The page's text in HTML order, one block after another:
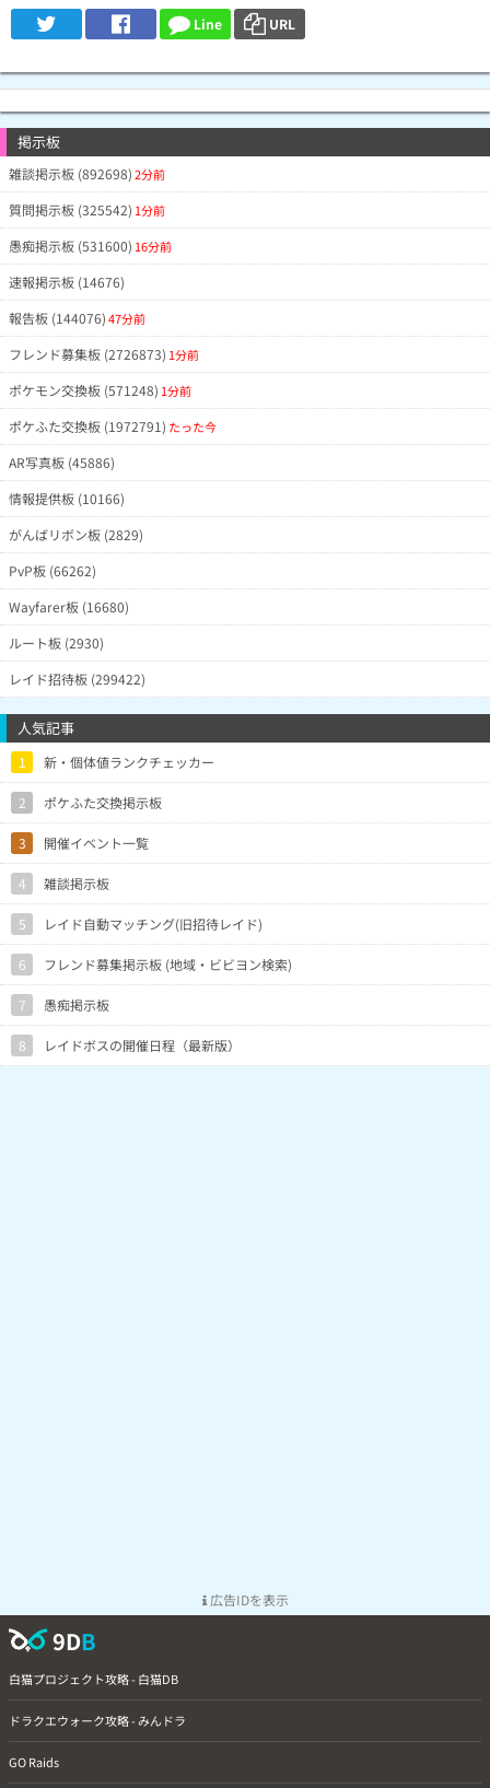
Line
URL
掲示板
雑談掲示板 (892698)2分前
質問掲示板 (325542) 1分前
愚痴掲示板 (531600) 16分前
速報掲示板 (14676)
報告板 (144076)47分前
フレンド募集板 (2726873) 1分前
ポケモン交換板 (571248) 1分前
ポケふた交換板 (1972791) たった今
AR写真板 (45886)
情報提供板 (10166)
がんばリボン板 (2829)
PvP板 (66262)
Wayfarer板 (16680)
ルート板 (2930)
レイド招待板 (299422)
人気記事
1 新・個体値ランクチェッカー
2 ポケふた交換掲示板
3 開催イベント一覧
4 雑談掲示板
5 レイド自動マッチング(旧招待レイド)
6 フレンド募集掲示板 (地域・ビビヨン検索)
7 愚痴掲示板
8 レイドボスの開催日程（最新版）
広告IDを表示
9DB
白猫プロジェクト攻略 - 白猫DB
ドラクエウォーク攻略 - みんドラ
GO Raids